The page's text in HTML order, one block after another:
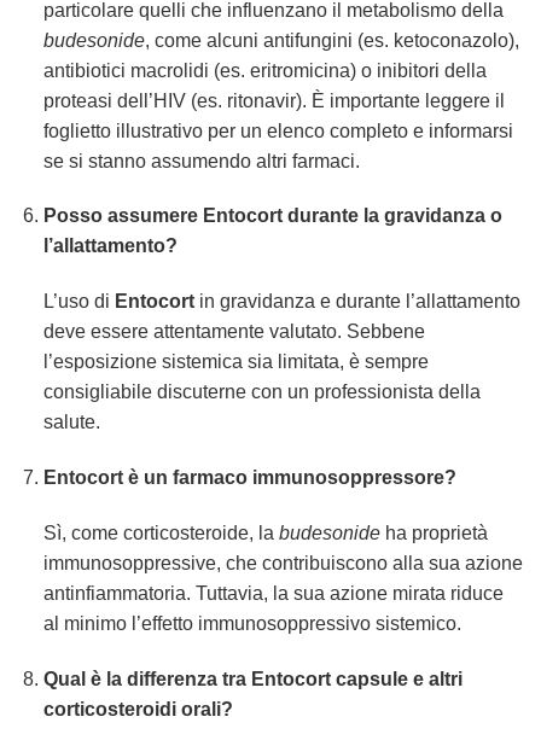
particolare quelli che influenzano il metabolismo della
budesonide, come alcuni antifungini (es. ketoconazolo),
antibiotici macrolidi (es. eritromicina) o inibitori della
proteasi dell’HIV (es. ritonavir). È importante leggere il
foglietto illustrativo per un elenco completo e informarsi
se si stanno assumendo altri farmaci.
Posso assumere Entocort durante la gravidanza o
l’allattamento?
L’uso di Entocortin gravidanza e durante l’allattamento
deve essere attentamente valutato. Sebbene
l’esposizione sistemica sia limitata, è sempre
consigliabile discuterne con un professionista della
salute.
Entocort è un farmaco immunosoppressore?
Sì, come corticosteroide, la budesonideha proprietà
immunosoppressive, che contribuiscono alla sua azione
antinfiammatoria. Tuttavia, la sua azione mirata riduce
al minimo l’effetto immunosoppressivo sistemico.
Qual è la differenza tra Entocort capsule e altri
corticosteroidi orali?